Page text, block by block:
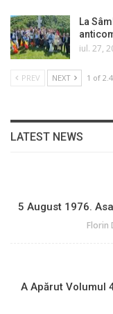
La
iul. 27,
PREV NEXT 1 of
LATEST NEWS
5 August 1976.
Florin
A Apărut Volumul